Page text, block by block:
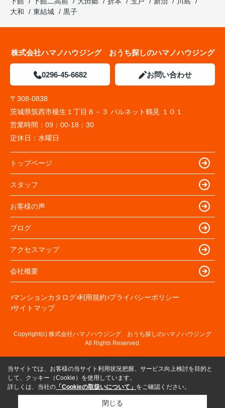
大和
東結城 黒子
株式会社ハマノハウジング おうち探しのハマノハウジング
0296-45-6682 お問い合わせ
〒308-0838
茨城県筑西市榎生１丁目８－３ パルネット鶴見 １０１
営業時間： 09：00-18：30
定休日： 水曜日
トップページ
スタッフ
お客様の声
ブログ
アクセスマップ
会社概要
マンションカタログ 利用規約 プライバシーポリシー
サイトマップ
Copyright(c) 株式会社ハマノハウジング おうち探しのハマノハウジング
All Rights Reserved.
当サイトでは、お客様の当サイト利用状況把握、サービス向上検討を目的と
して、クッキー（Cookie）を使用しています。
詳しくは、当社の 「Cookieの取扱いについて」 をご確認ください。
閉じる